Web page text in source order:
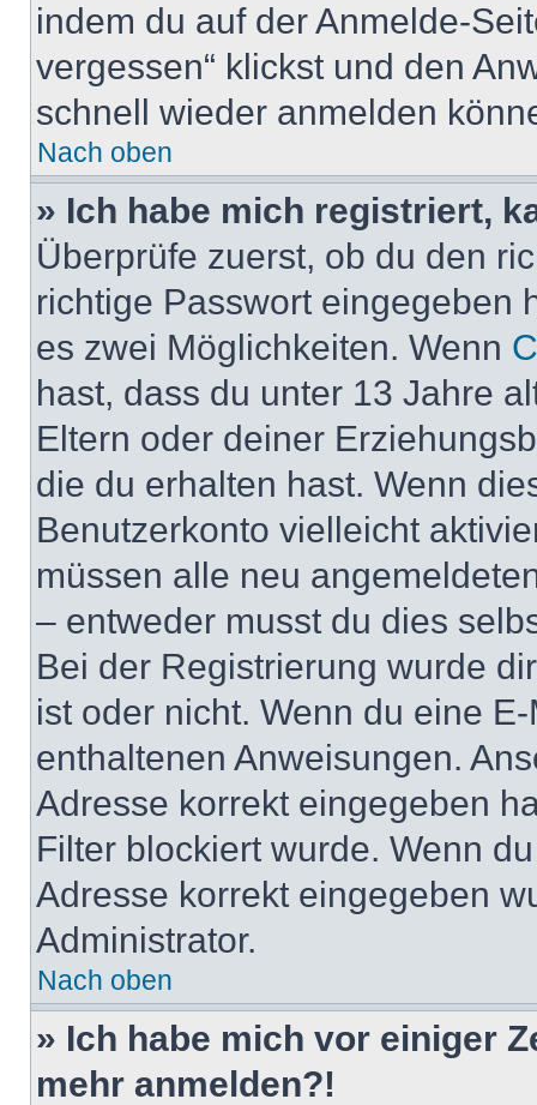
indem du auf der Anmelde-
vergessen“ klickst und den
schnell wieder anmelden
Nach oben
» Ich habe mich registriert,
Überprüfe zuerst, ob du den
richtige Passwort eingegeben
es zwei Möglichkeiten. Wenn
hast, dass du unter 13 Jahre
Eltern oder deiner
die du erhalten hast. Wenn
Benutzerkonto vielleicht
müssen alle neu
– entweder musst du dies
Bei der Registrierung wurde
ist oder nicht. Wenn du eine
enthaltenen Anweisungen.
Adresse korrekt eingegeben
Filter blockiert wurde. Wenn
Adresse korrekt eingegeben
Administrator.
Nach oben
» Ich habe mich vor einiger
mehr anmelden?!